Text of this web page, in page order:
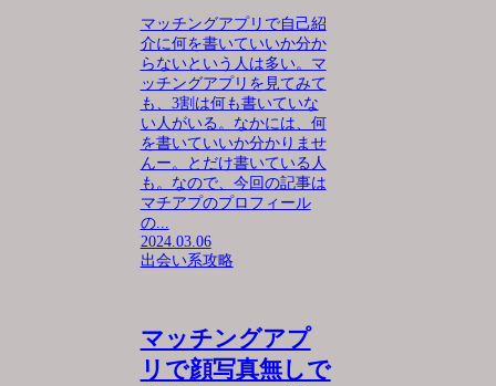
マッチングアプリで自己紹
介に何を書いていいか分か
らないという人は多い。マ
ッチングアプリを見てみて
も、3割は何も書いていな
い人がいる。なかには、何
を書いていいか分かりませ
んー。とだけ書いている人
も。なので、今回の記事は
マチアプのプロフィール
の...
2024.03.06
出会い系攻略
マッチングアプ
リで顔写真無しで